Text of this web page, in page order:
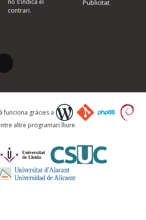
electrònic *
no s'indica el
contrari.
Publicitat
funciona gràcies a
altre programari lliure.